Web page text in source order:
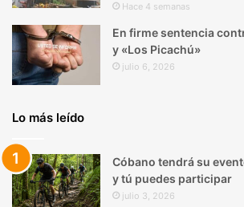
Hace 4 semanas
En firme sentencia
y «Los Picachú»
julio 6, 2026
Lo más leído
Cóbano tendrá su
y tú puedes participar
julio 3, 2026